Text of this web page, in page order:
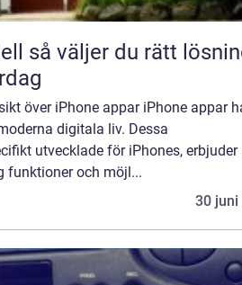
över iPhone appar iPhone appar
digitala liv. Dessa
utvecklade för iPhones, erbjuder
funktioner och möjl...
30 juni